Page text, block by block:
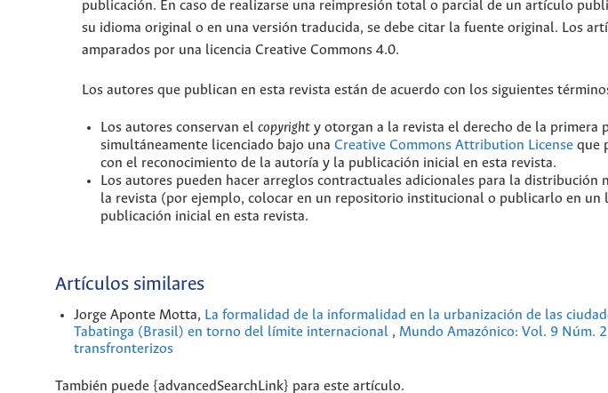
publicación. En caso de realizarse una reimpresión total o parcial de un artículo
su idioma original o en una versión traducida, se debe citar la fuente original. Los
amparados por una licencia Creative Commons 4.0.
Los autores que publican en esta revista están de acuerdo con los siguientes
Los autores conservan el copyright y otorgan a la revista el derecho de la primera
simultáneamente licenciado bajo una Creative Commons Attribution License que
con el reconocimiento de la autoría y la publicación inicial en esta revista.
Los autores pueden hacer arreglos contractuales adicionales para la distribución
la revista (por ejemplo, colocar en un repositorio institucional o publicarlo en un
publicación inicial en esta revista.
Artículos similares
Jorge Aponte Motta, La formalidad de la informalidad en la urbanización de las
Tabatinga (Brasil) en torno del límite internacional , Mundo Amazónico: Vol. 9 Núm.
transfronterizos
También puede {advancedSearchLink} para este artículo.